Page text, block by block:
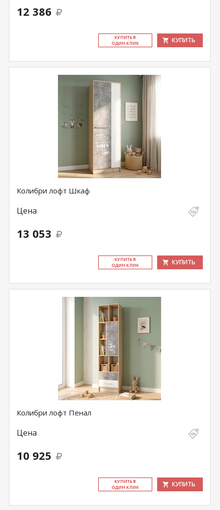
12 386
КУ­ПИТЬ В
ОДИН КЛИК
КУПИТЬ
Колибри лофт Шкаф
Цена
13 053
КУ­ПИТЬ В
ОДИН КЛИК
КУПИТЬ
Колибри лофт Пенал
Цена
10 925
КУ­ПИТЬ В
ОДИН КЛИК
КУПИТЬ